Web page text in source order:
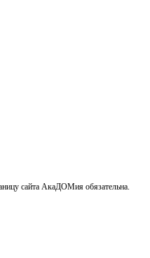
сайта АкаДОМия обязательна.